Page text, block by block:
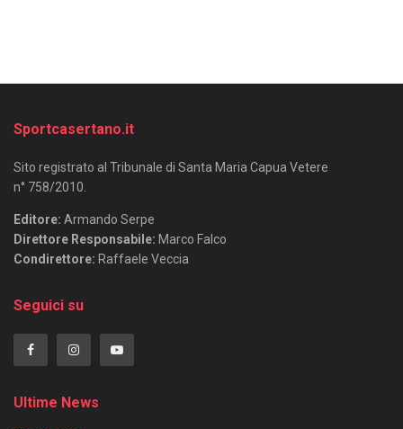
Sportcasertano.it
Sito registrato al Tribunale di Santa Maria Capua Vetere
n° 758/2010.
Editore: Armando Serpe
Direttore Responsabile: Marco Falco
Condirettore: Raffaele Veccia
Seguici su
Ultime News